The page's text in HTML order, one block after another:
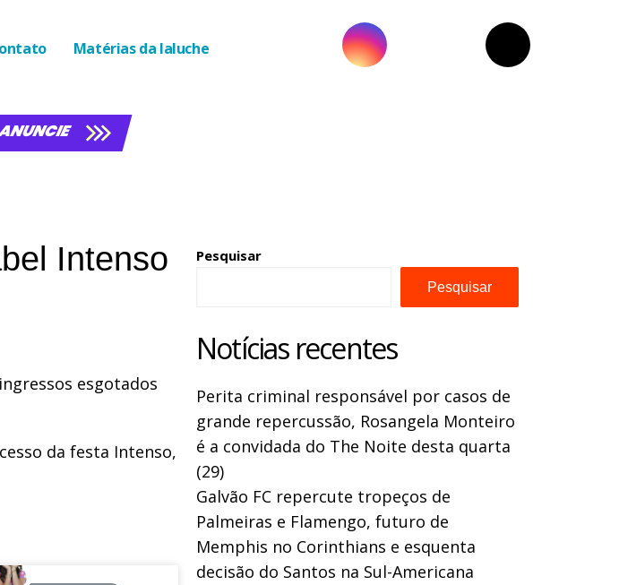
Matérias da laluche
Intenso
esgotados
da festa Intenso,
Pesquisar
Pesquisar
Notícias recentes
Perita criminal responsável por casos de
grande repercussão, Rosangela Monteiro
é a convidada do The Noite desta quarta
(29)
Galvão FC repercute tropeços de
Palmeiras e Flamengo, futuro de
Memphis no Corinthians e esquenta
decisão do Santos na Sul-Americana